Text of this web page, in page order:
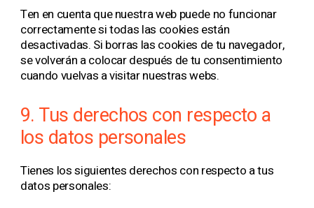
Ten en cuenta que nuestra web puede no funcionar
correctamente si todas las cookies están
desactivadas. Si borras las cookies de tu navegador,
se volverán a colocar después de tu consentimiento
cuando vuelvas a visitar nuestras webs.
9. Tus derechos con respecto a
los datos personales
Tienes los siguientes derechos con respecto a tus
datos personales: